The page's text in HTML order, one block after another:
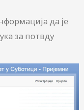
да је
за потвду